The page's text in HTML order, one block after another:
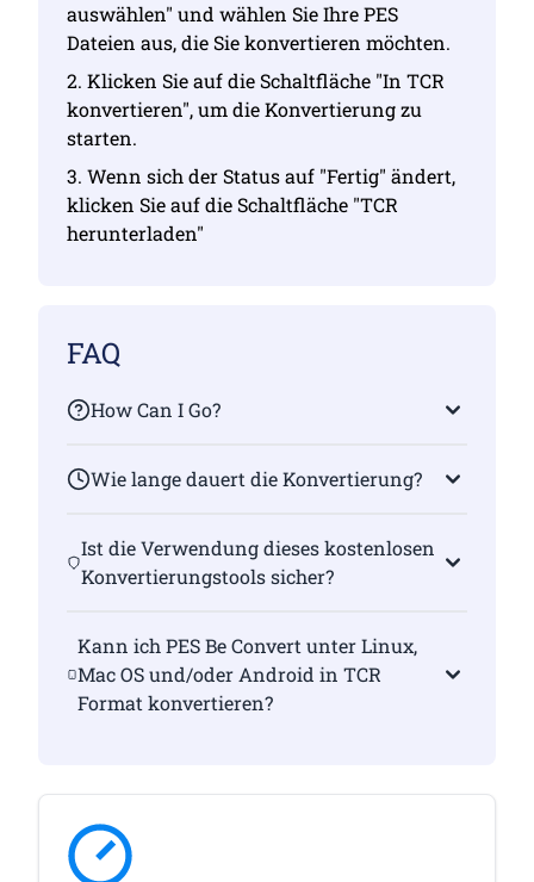
auswählen" und wählen Sie Ihre PES
Dateien aus, die Sie konvertieren möchten.
2. Klicken Sie auf die Schaltfläche "In TCR
konvertieren", um die Konvertierung zu
starten.
3. Wenn sich der Status auf "Fertig" ändert,
klicken Sie auf die Schaltfläche "TCR
herunterladen"
FAQ
How Can I Go?
Wie lange dauert die Konvertierung?
Ist die Verwendung dieses kostenlosen
Konvertierungstools sicher?
Kann ich PES Be Convert unter Linux,
Mac OS und/oder Android in TCR
Format konvertieren?